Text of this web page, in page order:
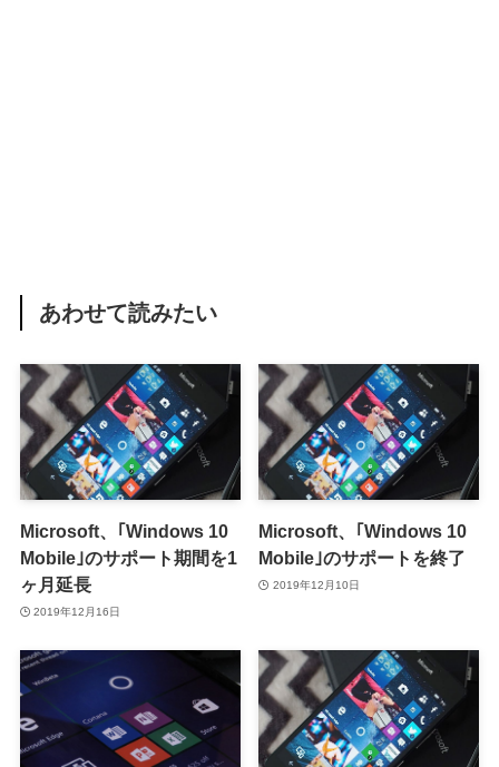
あわせて読みたい
Microsoft、｢Windows 10
Mobile｣のサポート期間を1
ヶ月延長
2019年12月16日
Microsoft、｢Windows 10
Mobile｣のサポートを終了
2019年12月10日